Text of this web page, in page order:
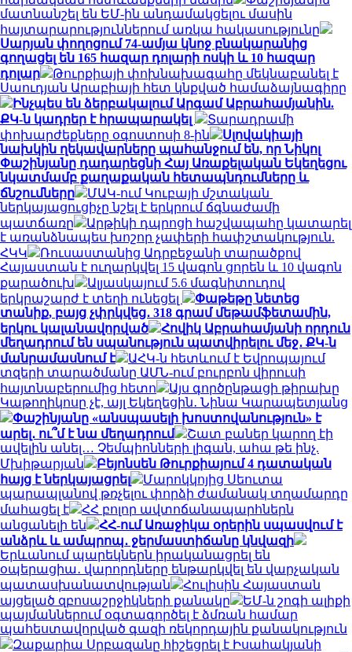
մատնանշել են ԵՄ-ին անդամակցելու մասին
հայտարարություններում առկա հակասությունը
Սարյան փողոցում 74-ամյա կնոջ բնակարանից
գողացել են 165 հազար դոլարի ոսկի և 10 հազար
դոլար
Թուրքիայի փոխնախագահը մեկնաբանել է
Սաուդյան Արաբիայի հետ կնքված համաձայնագիրը
Ինչպես են ձերբակալում Արգամ Աբրահամյանին.
ՔԿ-ն կադրեր է հրապարակել
Տարադրամի
փոխարժեքները օգոստոսի 8-ին
Սլովակիայի
նախկին ղեկավարները պահանջում են, որ Նիկոլ
Փաշինյանը դադարեցնի Հայ Առաքելական Եկեղեցու
նկատմամբ քաղաքական հետապնդումները և
ճնշումները
ՄԱԿ-ում Կուբայի մշտական ​​
ներկայացուցիչը նշել է երկրում ճգնաժամի
պատճառը
Արթիկի դպրոցի հաշվապահը կատարել
է առանձնապես խոշոր չափերի հափշտակություն.
ՀԿԿ
Ռուսաստանից Ադրբեջանի տարածքով
Հայաստան է ուղարկվել 15 վագոն ցորեն և 10 վագոն
քարածուխ
Ալյասկայում 5.6 մագնիտուդով
երկրաշարժ է տեղի ունեցել
Փաթեթը նետեց
տանիք, բայց չփրկվեց․ 318 գրամ մեթամֆետամին,
երկու կալանավորված
Հովիկ Աբրահամյանի որդուն
մեղադրում են սպանություն պատվիրելու մեջ․ ՔԿ-ն
մանրամասնում է
ԱՀԿ-ն հետևում է Եվրոպայում
տզերի տարածմանը ԱՄՆ-ում բուրբոն վիրուսի
հայտնաբերումից հետո
Այս գործընթացի թիրախը
Կաթողիկոսը չէ, այլ Եկեղեցին․ Նինա Կարապետյանց
Փաշինյանը «անսպասելի խոստովանություն» է
արել․ ու՞մ է նա մեղադրում
Շատ բաներ կարող էի
ավելին անել… Չեմպիոնների լիգան, ահա թե ինչ.
Մխիթարյան
Բեյոնսեն Թուրքիայում 4 դատական
հայց է ներկայացրել
Մարոկկոյից Սեուտա
պարապլանով թռչելու փորձի ժամանակ տղամարդը
մահացել է
ՀՀ բոլոր ավտոճանապարհներն
անցանելի են
ՀՀ-ում Առաջիկա օրերին սպասվում է
անձրև և ամպրոպ․ ջերմաստիճանը կնվազի
Երևանում պարեկներն իրականացրել են
օպերացիա․ վարորդները ենթարկվել են վարչական
պատասխանատվության
Հուլիսին Հայաստան
այցելած զբոսաշրջիկների քանակը
ԵՄ-ն շոգի ալիքի
պայմաններում օգտագործել է ձմռան համար
պահեստավորված գազի ռեկորդային քանակություն
Զաքարիա Սրբազանը հիշեցրել է Իսահակյանի